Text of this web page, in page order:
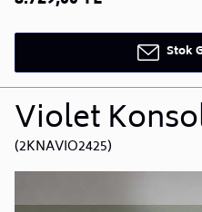
Stok
Violet
(2KNAVIO2425)